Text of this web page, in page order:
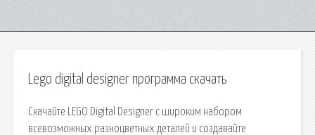
Lego digital designer программа скачать
Скачайте LEGO Digital Designer с широким набором
всевозможных разноцветных деталей и создавайте